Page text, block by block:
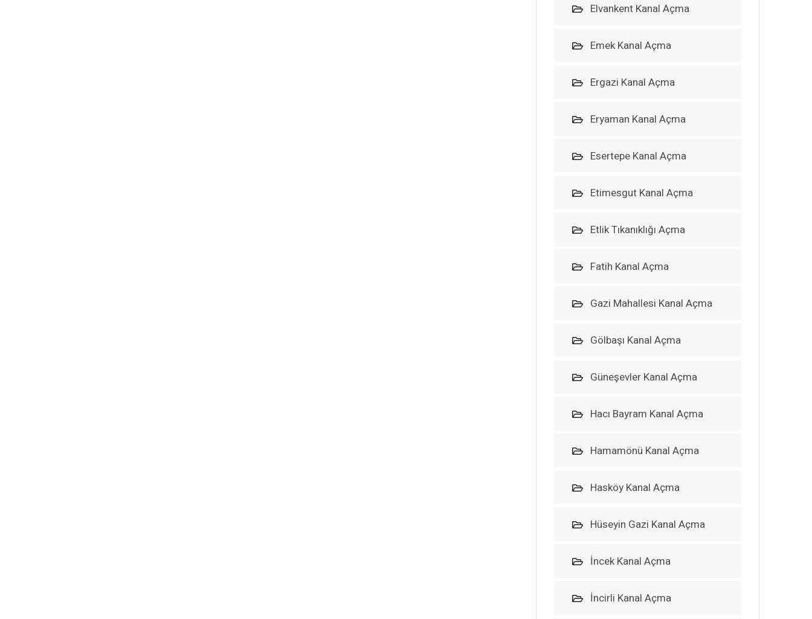
Elvankent Kanal Açma
Emek Kanal Açma
Ergazi Kanal Açma
Eryaman Kanal Açma
Esertepe Kanal Açma
Etimesgut Kanal Açma
Etlik Tıkanıklığı Açma
Fatih Kanal Açma
Gazi Mahallesi Kanal Açma
Gölbaşı Kanal Açma
Güneşevler Kanal Açma
Hacı Bayram Kanal Açma
Hamamönü Kanal Açma
Hasköy Kanal Açma
Hüseyin Gazi Kanal Açma
İncek Kanal Açma
İncirli Kanal Açma